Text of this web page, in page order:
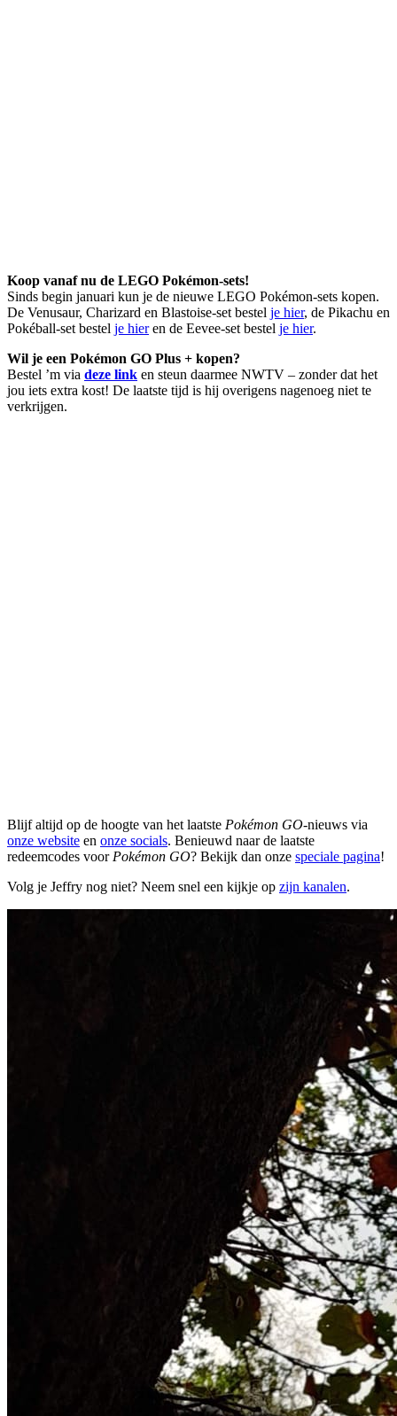
Koop vanaf nu de LEGO Pokémon-sets!
Sinds begin januari kun je de nieuwe LEGO Pokémon-sets kopen.
De Venusaur, Charizard en Blastoise-set bestel je hier, de Pikachu en
Pokéball-set bestel je hieren de Eevee-set bestel je hier.
Wil je een Pokémon GO Plus + kopen?
Bestel ’m via deze link en steun daarmee NWTV – zonder dat het
jou iets extra kost! De laatste tijd is hij overigens nagenoeg niet te
verkrijgen.
Blijf altijd op de hoogte van het laatste Pokémon GO-nieuws via
onze website en onze socials. Benieuwd naar de laatste
redeemcodes voor Pokémon GO? Bekijk dan onze speciale pagina!
Volg je Jeffry nog niet? Neem snel een kijkje op zijn kanalen.